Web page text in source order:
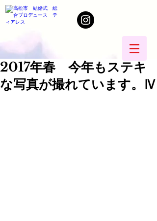
2017年春 今年もステキ
な写真が撮れています。Ⅳ